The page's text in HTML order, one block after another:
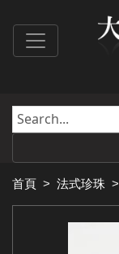
首頁 > 法式珍珠 >